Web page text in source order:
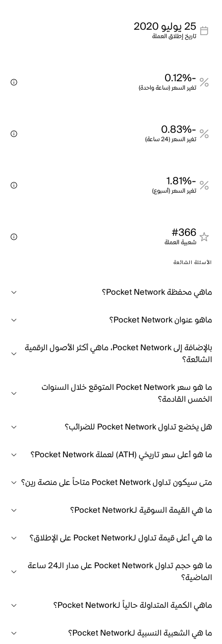
25 يوليو 2020
تاريخ إطلاق العملة
-0.12%
تغير السعر (ساعة واحدة)
-0.83%
تغير السعر (24 ساعة)
-1.81%
تغير السعر (أسبوع)
#366
شعبية العملة
الأسئلة الشائعة
ماهي محفظة Pocket Network؟
ماهو عنوان Pocket Network؟
بالإضافة إلى Pocket Network، ماهي أكثر الأصول الرقمية
الشائعة؟
ما هو سعر Pocket Network المتوقع خلال السنوات
الخمس القادمة؟
هل يخضع تداول Pocket Network للضرائب؟
ما هو أعلى سعر تاريخي (ATH) لعملة Pocket Network؟
متى سيكون تداول Pocket Network متاحاً على منصة رين؟
ما هي القيمة السوقية لـPocket Network؟
ما هي أعلى قيمة تداول لـPocket Network على الإطلاق؟
ما هو حجم تداول Pocket Network على مدار الـ24 ساعة
الماضية؟
ماهي الكمية المتداولة حالياً لـPocket Network؟
ما هي الشعبية النسبية لـPocket Network؟